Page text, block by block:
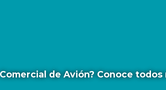
de Avión? Conoce